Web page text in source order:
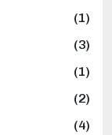
(1)
(3)
(1)
(2)
(4)